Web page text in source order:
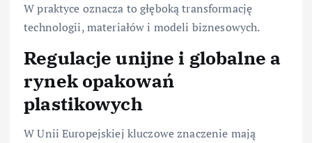
W praktyce oznacza to głęboką transformację
technologii, materiałów i modeli biznesowych.
Regulacje unijne i globalne a
rynek opakowań
plastikowych
W Unii Europejskiej kluczowe znaczenie mają